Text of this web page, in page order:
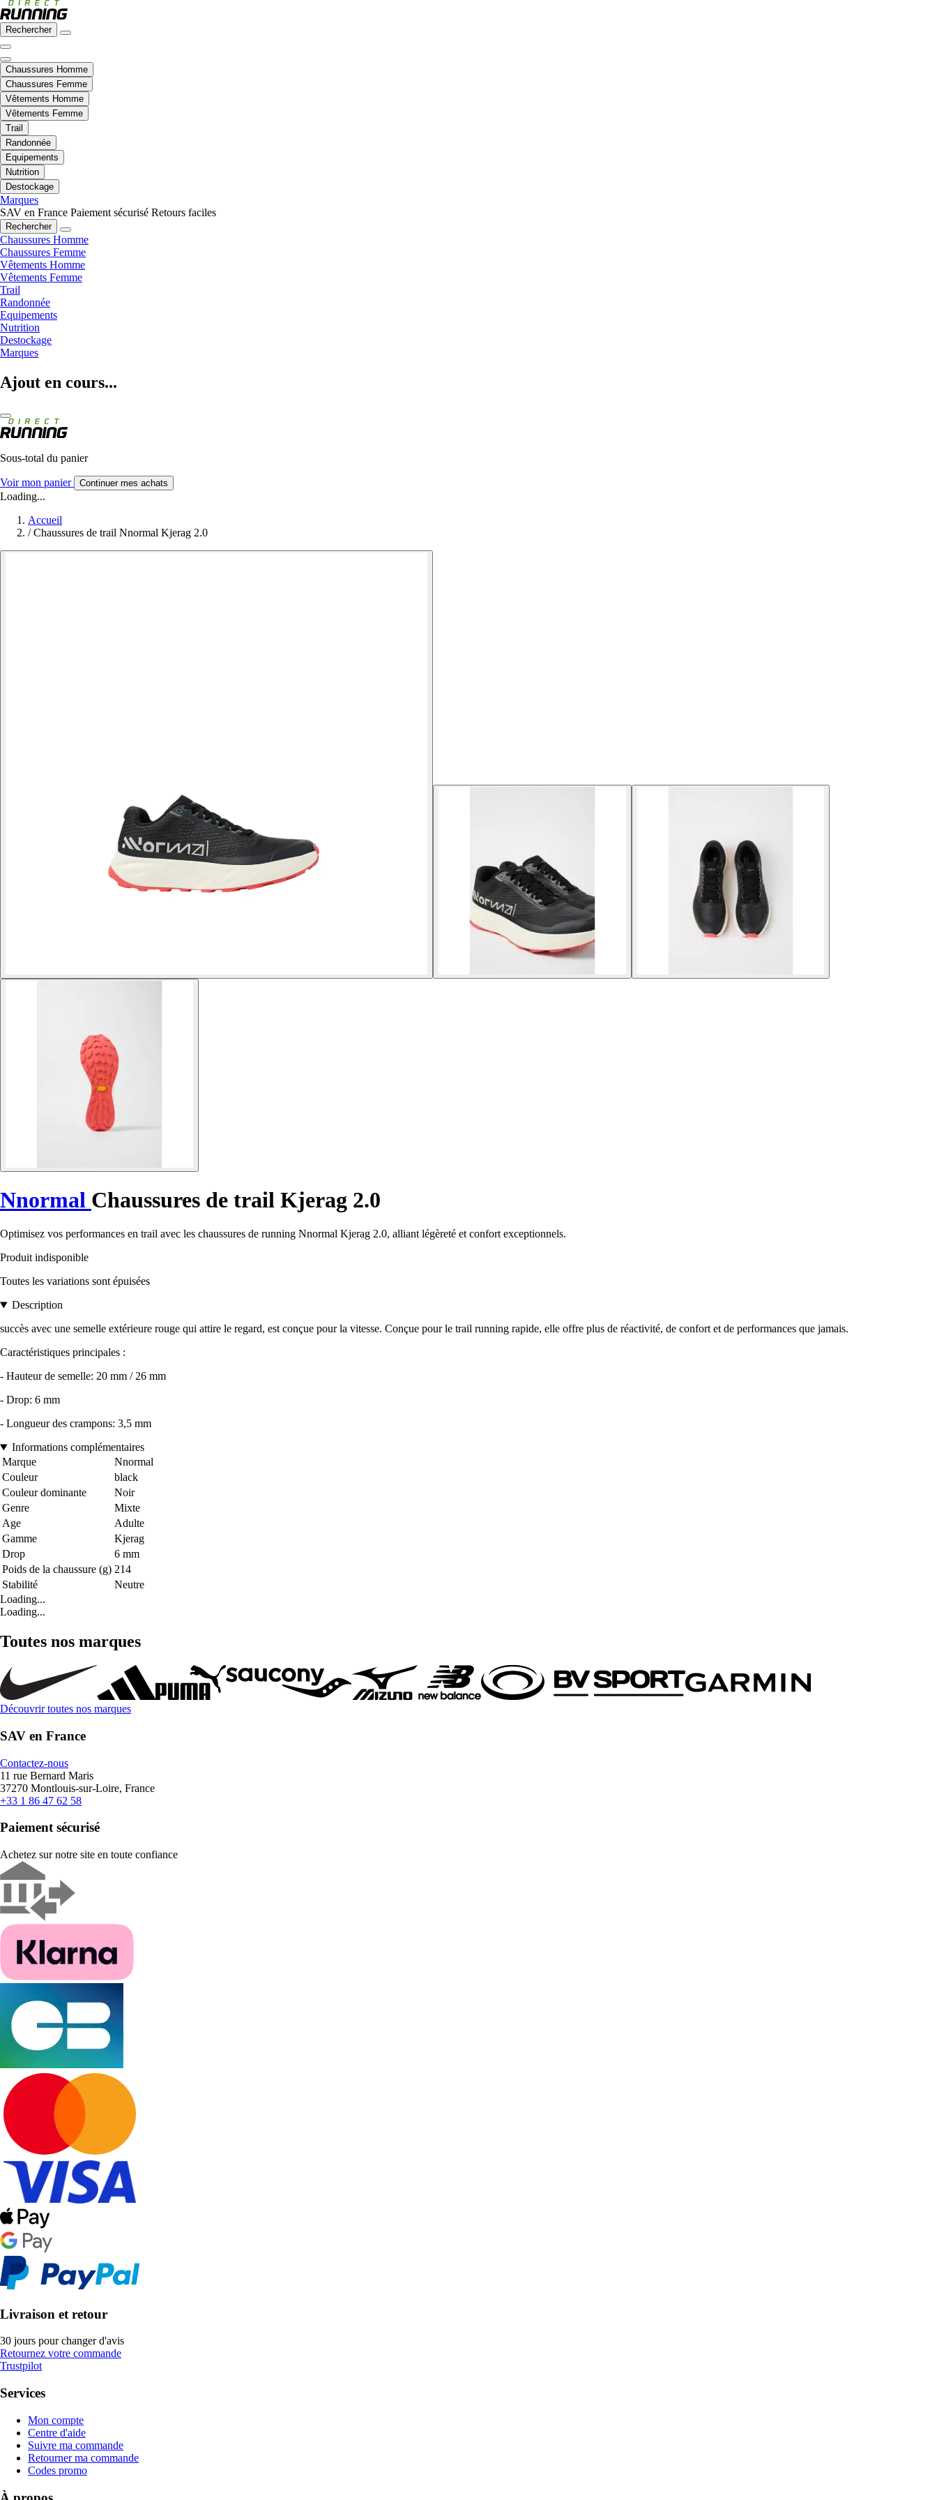
Rechercher
Chaussures Homme
Chaussures Femme
Vêtements Homme
Vêtements Femme
Trail
Randonnée
Equipements
Nutrition
Destockage
Marques
SAV en France Paiement sécurisé Retours faciles
Rechercher
Chaussures Homme
Chaussures Femme
Vêtements Homme
Vêtements Femme
Trail
Randonnée
Equipements
Nutrition
Destockage
Marques
Ajout en cours...
Sous-total du panier
Voir mon panier Continuer mes achats
Loading...
Accueil
/ Chaussures de trail Nnormal Kjerag 2.0
Nnormal Chaussures de trail Kjerag 2.0
Optimisez vos performances en trail avec les chaussures de running Nnormal Kjerag 2.0, alliant légèreté et confort exceptionnels.
Produit indisponible
Toutes les variations sont épuisées
Description
succès avec une semelle extérieure rouge qui attire le regard, est conçue pour la vitesse. Conçue pour le trail running rapide, elle offre plus de réactivité, de confort et de performances que jamais.
Caractéristiques principales :
- Hauteur de semelle: 20 mm / 26 mm
- Drop: 6 mm
- Longueur des crampons: 3,5 mm
Informations complémentaires
Marque
Nnormal
Couleur
black
Couleur dominante
Noir
Genre
Mixte
Age
Adulte
Gamme
Kjerag
Drop
6 mm
Poids de la chaussure (g) 214
Stabilité
Neutre
Loading...
Loading...
Toutes nos marques
Découvrir toutes nos marques
SAV en France
Contactez-nous
11 rue Bernard Maris
37270 Montlouis-sur-Loire, France
+33 1 86 47 62 58
Paiement sécurisé
Achetez sur notre site en toute confiance
Livraison et retour
30 jours pour changer d'avis
Retournez votre commande
Trustpilot
Services
Mon compte
Centre d'aide
Suivre ma commande
Retourner ma commande
Codes promo